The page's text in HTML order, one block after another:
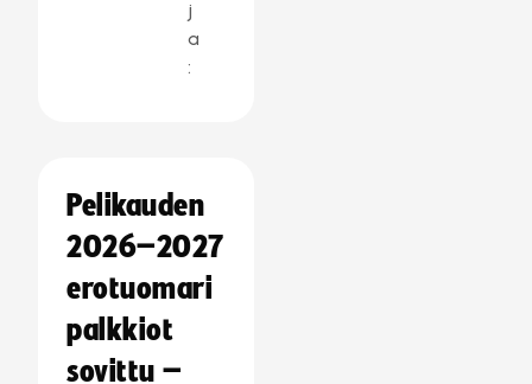
j
a
:
Pelikauden
2026–2027
erotuomari
palkkiot
sovittu –